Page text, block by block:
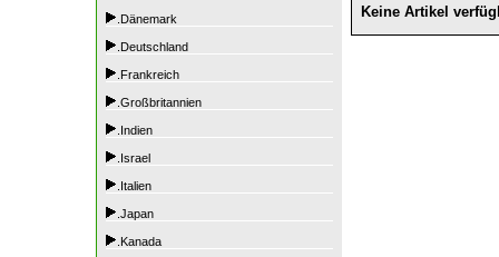
.Dänemark
.Deutschland
.Frankreich
.Großbritannien
.Indien
.Israel
.Italien
.Japan
.Kanada
Keine Artikel